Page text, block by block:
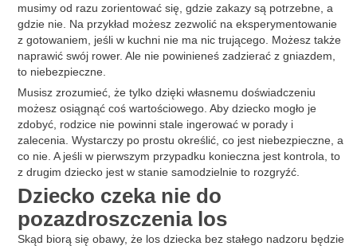
musimy od razu zorientować się, gdzie zakazy są potrzebne, a
gdzie nie. Na przykład możesz zezwolić na eksperymentowanie
z gotowaniem, jeśli w kuchni nie ma nic trującego. Możesz także
naprawić swój rower. Ale nie powinieneś zadzierać z gniazdem,
to niebezpieczne.
Musisz zrozumieć, że tylko dzięki własnemu doświadczeniu
możesz osiągnąć coś wartościowego. Aby dziecko mogło je
zdobyć, rodzice nie powinni stale ingerować w porady i
zalecenia. Wystarczy po prostu określić, co jest niebezpieczne, a
co nie. A jeśli w pierwszym przypadku konieczna jest kontrola, to
z drugim dziecko jest w stanie samodzielnie to rozgryźć.
Dziecko czeka nie do
pozazdroszczenia los
Skąd biorą się obawy, że los dziecka bez stałego nadzoru będzie